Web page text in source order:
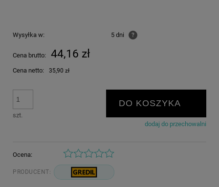
Wysyłka w: 5 dni ?
Cena brutto: 44,16 zł
Cena netto: 35,90 zł
szt.
DO KOSZYKA
dodaj do przechowalni
Ocena:
PRODUCENT: